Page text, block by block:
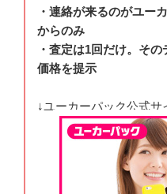
・連絡が来るのがユー
からのみ
・査定は1回だけ。そ
価格を提示
↓ユーカーパック公式